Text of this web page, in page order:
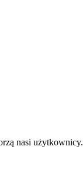
nasi użytkownicy.